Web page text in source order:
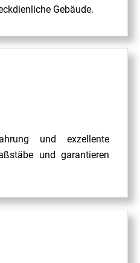
Gebäude.
und exzellente
und garantieren